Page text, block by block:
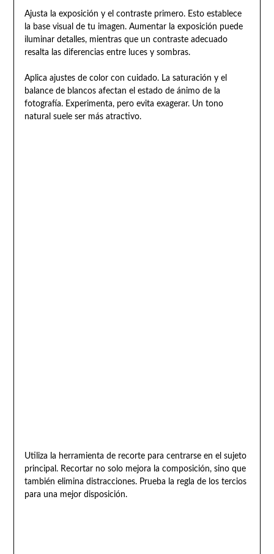
Ajusta la exposición y el contraste primero. Esto establece
la base visual de tu imagen. Aumentar la exposición puede
iluminar detalles, mientras que un contraste adecuado
resalta las diferencias entre luces y sombras.
Aplica ajustes de color con cuidado. La saturación y el
balance de blancos afectan el estado de ánimo de la
fotografía. Experimenta, pero evita exagerar. Un tono
natural suele ser más atractivo.
Utiliza la herramienta de recorte para centrarse en el sujeto
principal. Recortar no solo mejora la composición, sino que
también elimina distracciones. Prueba la regla de los tercios
para una mejor disposición.